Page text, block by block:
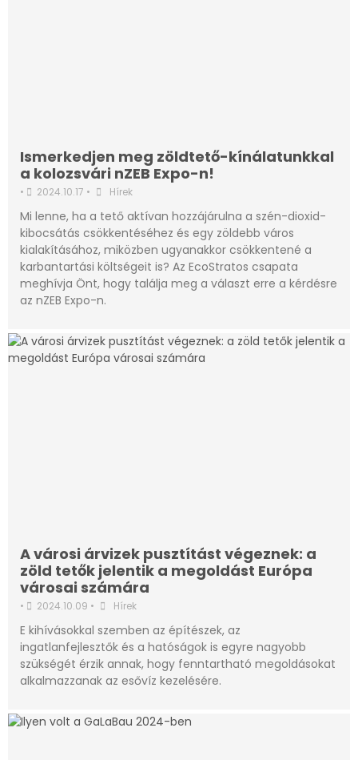
Ismerkedjen meg zöldtető-kínálatunkkal
a kolozsvári nZEB Expo-n!
• 2024.10.17 • Hírek
Mi lenne, ha a tető aktívan hozzájárulna a szén-dioxid-
kibocsátás csökkentéséhez és egy zöldebb város
kialakításához, miközben ugyanakkor csökkentené a
karbantartási költségeit is? Az EcoStratos csapata
meghívja Önt, hogy találja meg a választ erre a kérdésre
az nZEB Expo-n.
A városi árvizek pusztítást végeznek: a
zöld tetők jelentik a megoldást Európa
városai számára
• 2024.10.09 • Hírek
E kihívásokkal szemben az építészek, az
ingatlanfejlesztők és a hatóságok is egyre nagyobb
szükségét érzik annak, hogy fenntartható megoldásokat
alkalmazzanak az esővíz kezelésére.